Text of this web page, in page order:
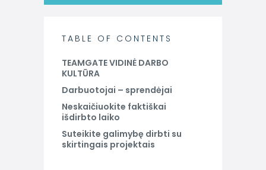
TABLE OF CONTENTS
TEAMGATE VIDINĖ DARBO
KULTŪRA
Darbuotojai – sprendėjai
Neskaičiuokite faktiškai
išdirbto laiko
Suteikite galimybę dirbti su
skirtingais projektais